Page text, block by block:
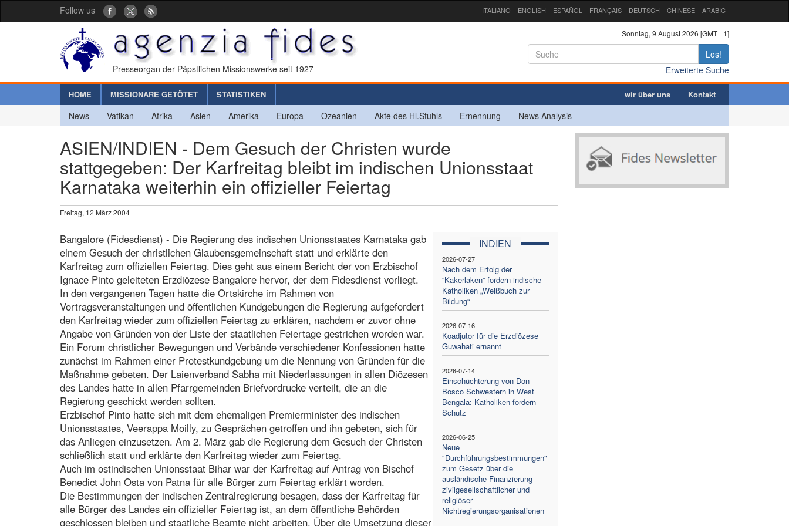
Follow us ITALIANO ENGLISH ESPAÑOL FRANÇAIS DEUTSCH CHINESE ARABIC
Presseorgan der Päpstlichen Missionswerke seit 1927
Sonntag, 9 August 2026 [GMT +1]
Los!
Erweiterte Suche
HOME MISSIONARE GETÖTET STATISTIKEN wir über uns Kontakt
News Vatikan Afrika Asien Amerika Europa Ozeanien Akte des Hl.Stuhls Ernennung News Analysis
ASIEN/INDIEN - Dem Gesuch der Christen wurde
stattgegeben: Der Karfreitag bleibt im indischen Unionsstaat
Karnataka weiterhin ein offizieller Feiertag
Freitag, 12 März 2004
INDIEN
2026-07-27
Nach dem Erfolg der
“Kakerlaken” fordern indische
Katholiken „Weißbuch zur
Bildung“
2026-07-16
Koadjutor für die Erzdiözese
Guwahati ernannt
2026-07-14
Einschüchterung von Don-
Bosco Schwestern in West
Bengala: Katholiken fordern
Schutz
2026-06-25
Neue
"Durchführungsbestimmungen"
zum Gesetz über die
ausländische Finanzierung
zivilgesellschaftlicher und
religiöser
Nichtregierungsorganisationen
Bangalore (Fidesdienst) - Die Regierung des indischen Unionsstaates Karnataka gab
einem Gesuch der christlichen Glaubensgemeinschaft statt und erklärte den
Karfreitag zum offiziellen Feiertag. Dies geht aus einem Bericht der von Erzbischof
Ignace Pinto geleiteten Erzdiözese Bangalore hervor, der dem Fidesdienst vorliegt.
In den vergangenen Tagen hatte die Ortskirche im Rahmen von
Vortragsveranstaltungen und öffentlichen Kundgebungen die Regierung aufgefordert
den Karfreitag wieder zum offiziellen Feiertag zu erklären, nachdem er zuvor ohne
Angabe von Gründen von der Liste der staatlichen Feiertage gestrichen worden war.
Ein Forum christlicher Bewegungen und Verbände verschiedener Konfessionen hatte
zunächst im Rahmen einer Protestkundgebung um die Nennung von Gründen für die
Maßnahme gebeten. Der Laienverband Sabha mit Niederlassungen in allen Diözesen
des Landes hatte in allen Pfarrgemeinden Briefvordrucke verteilt, die an die
Regierung geschickt werden sollten.
Erzbischof Pinto hatte sich mit dem ehemaligen Premierminister des indischen
Unionsstaates, Veerappa Moilly, zu Gesprächen getroffen und ihn gebeten, sich für
das Anliegen einzusetzen. Am 2. März gab die Regierung dem Gesuch der Christen
schließlich statt und erklärte den Karfreitag wieder zum Feiertag.
Auch im ostindischen Unionsstaat Bihar war der Karfreitag auf Antrag von Bischof
Benedict John Osta von Patna für alle Bürger zum Feiertag erklärt worden.
Die Bestimmungen der indischen Zentralregierung besagen, dass der Karfreitag für
alle Bürger des Landes ein offizieller Feiertag ist, an dem öffentliche Behörden
geschlossen bleiben und staatliche Beamte nicht arbeiten. Über die Umsetzung dieser